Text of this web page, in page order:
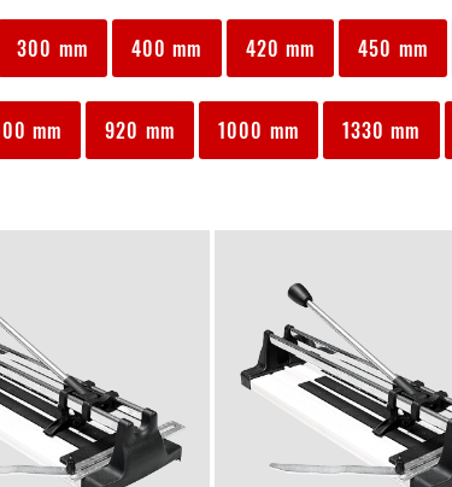
300 mm 400 mm 420 mm 450 mm
mm 920 mm 1000 mm 1330 mm